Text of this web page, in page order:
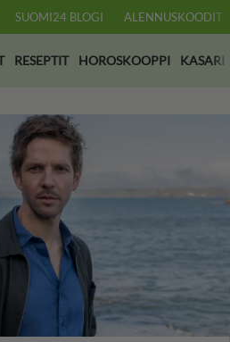
SUOMI24 BLOGI ALENNUSKOODIT
RESEPTIT HOROSKOOPPI KASARI